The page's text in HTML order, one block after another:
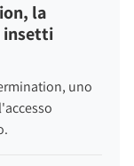
la
insetti
uno